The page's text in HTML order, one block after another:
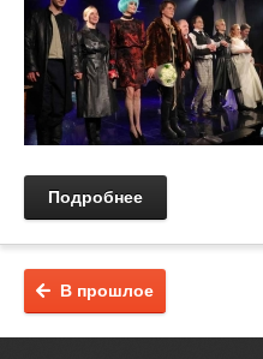
Подробнее
В прошлое